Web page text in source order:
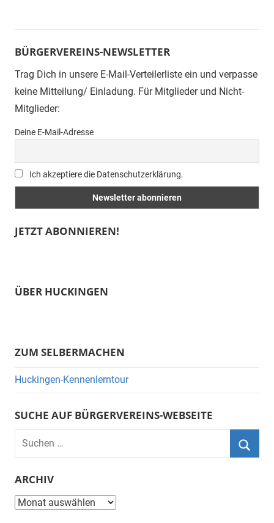
BÜRGERVEREINS-NEWSLETTER
Trag Dich in unsere E-Mail-Verteilerliste ein und verpasse
keine Mitteilung/ Einladung. Für Mitglieder und Nicht-
Mitglieder:
Deine E-Mail-Adresse
Ich akzeptiere die Datenschutzerklärung.
JETZT ABONNIEREN!
ÜBER HUCKINGEN
ZUM SELBERMACHEN
Huckingen-Kennenlerntour
SUCHE AUF BÜRGERVEREINS-WEBSEITE
Suchen
nach:
ARCHIV
Archiv